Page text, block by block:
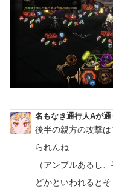
名もなき通行人Aが通
後半の親方の攻撃
られんね
（アンプルあるし
どかといわれるとそ